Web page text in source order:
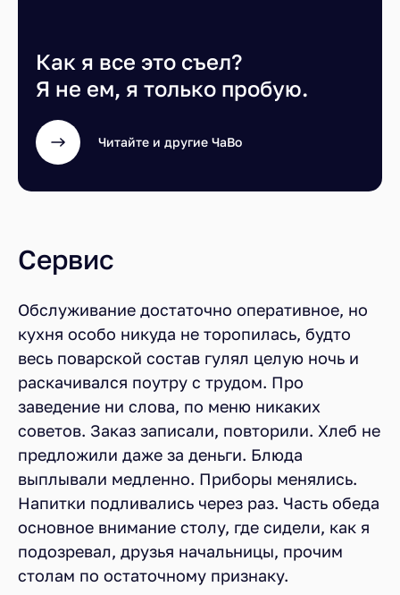
Как я все это съел?
Я не ем, я только пробую.
Читайте и другие ЧаВо
Сервис
Обслуживание достаточно оперативное, но
кухня особо никуда не торопилась, будто
весь поварской состав гулял целую ночь и
раскачивался поутру с трудом. Про
заведение ни слова, по меню никаких
советов. Заказ записали, повторили. Хлеб не
предложили даже за деньги. Блюда
выплывали медленно. Приборы менялись.
Напитки подливались через раз. Часть обеда
основное внимание столу, где сидели, как я
подозревал, друзья начальницы, прочим
столам по остаточному признаку.